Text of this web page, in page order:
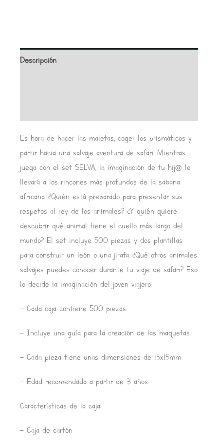
Descripción
Es hora de hacer las maletas, coger los prismáticos y
partir hacia una salvaje aventura de safari. Mientras
juega con el set SELVA, la imaginación de tu hij@ le
llevará a los rincones más profundos de la sabana
africana. ¿Quién está preparado para presentar sus
respetos al rey de los animales? ¿Y quién quiere
descubrir qué animal tiene el cuello más largo del
mundo? El set incluye 500 piezas y dos plantillas
para construir un león o una jirafa. ¿Qué otros animales
salvajes puedes conocer durante tu viaje de safari? Eso
lo decide la imaginación del joven viajero.
– Cada caja contiene 500 piezas.
– Incluye una guía para la creación de las maquetas
– Cada pieza tiene unas dimensiones de 15x15mm
– Edad recomendada a partir de 3 años
Características de la caja:
– Caja de cartón